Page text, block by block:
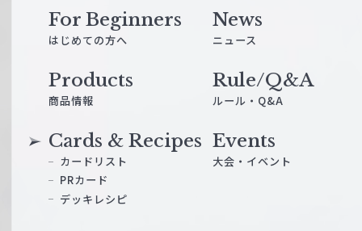
For Beginners
はじめての方へ
News
ニュース
Products
商品情報
Cards & Recipes
カードリスト
PRカード
デッキレシピ
Events
大会・イベント
Rule/Q&A
ルール・Q&A